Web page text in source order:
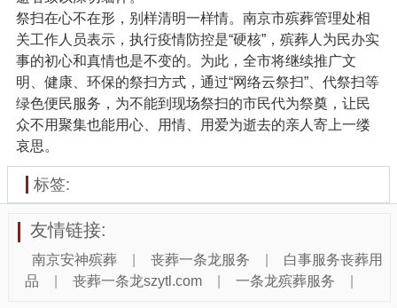
祭扫在心不在形，别样清明一样情。南京市殡葬管理处相
关工作人员表示，执行疫情防控是“硬核”，殡葬人为民办实
事的初心和真情也是不变的。为此，全市将继续推广文
明、健康、环保的祭扫方式，通过“网络云祭扫”、代祭扫等
绿色便民服务，为不能到现场祭扫的市民代为祭奠，让民
众不用聚集也能用心、用情、用爱为逝去的亲人寄上一缕
哀思。
标签:
友情链接:
南京安神殡葬 丧葬一条龙服务
白事服务丧葬用
品
丧葬一条龙szytl.com 一条龙殡葬服务